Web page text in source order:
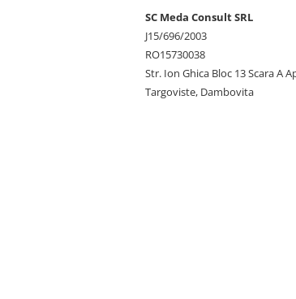
SC Meda Consult SRL
J15/696/2003
RO15730038
Str. Ion Ghica Bloc 13 Scara A
Targoviste, Dambovita